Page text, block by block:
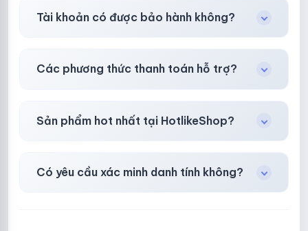
toán thành công.
Tài khoản có được bảo hành không?
sách công khai.
Các phương thức thanh toán hỗ trợ?
các ví điện tử phổ biến.
Sản phẩm hot nhất tại HotlikeShop?
Có yêu cầu xác minh danh tính không?